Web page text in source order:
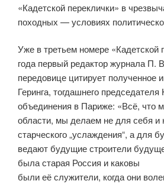
«Кадетской переклички» в
походных — условиях
Уже в третьем номере «Кадет­ской
года первый редактор журнала П.
передовице цитирует полу­ченное
Геринга, тогдашнего председателя
объединения в Париже: «Всё, что
области, мы делаем не для себя и
старческого „услаждения“, а для
ведают буду­щие строители
была старая Россия и каковы
были её служители, когда они